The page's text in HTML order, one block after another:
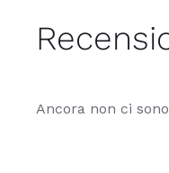
del
Ancora non ci